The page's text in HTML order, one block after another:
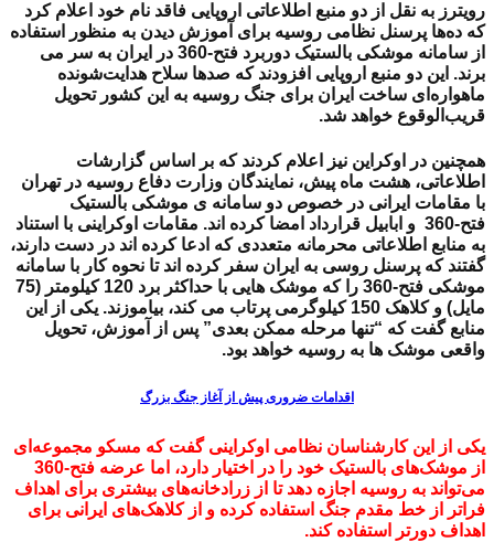
رویترز به نقل از دو منبع اطلاعاتی اروپایی فاقد نام خود اعلام کرد
که ده‌ها پرسنل نظامی روسیه برای آموزش دیدن به منظور استفاده
از سامانه موشکی بالستیک دوربرد فتح-360
در ایران به سر می
برند. این دو منبع اروپایی افزودند که صدها سلاح هدایت‌شونده
ماهواره‌ای ساخت ایران برای جنگ روسیه به این کشور تحویل
قریب‌الوقوع خواهد شد.
همچنین در اوکراین نیز اعلام کردند که بر اساس گزارشات
اطلاعاتی، هشت ماه پیش، نمایندگان وزارت دفاع روسیه در تهران
با مقامات ایرانی در خصوص دو سامانه ی موشکی بالستیک
فتح-360 و ابابیل قرارداد امضا کرده اند. مقامات اوکراینی با استناد
به منابع اطلاعاتی محرمانه متعددی که ادعا کرده اند در دست دارند،
گفتند که پرسنل روسی به ایران سفر کرده اند تا نحوه کار با سامانه
موشکی فتح-360 را که موشک هایی با حداکثر برد 120 کیلومتر (75
مایل) و کلاهک 150 کیلوگرمی پرتاب می کند، بیاموزند. یکی از این
منابع گفت که “تنها مرحله ممکن بعدی” پس از آموزش، تحویل
واقعی موشک ها به روسیه خواهد بود.
اقدامات ضروری پیش از آغاز جنگ بزرگ
یکی از این کارشناسان نظامی اوکراینی گفت که مسکو مجموعه‌ای
از موشک‌های بالستیک خود را در اختیار دارد، اما عرضه فتح-360
می‌تواند به روسیه اجازه دهد تا از زرادخانه‌های بیشتری برای اهداف
فراتر از خط مقدم جنگ استفاده کرده و از کلاهک‌های ایرانی برای
اهداف دورتر استفاده کند.